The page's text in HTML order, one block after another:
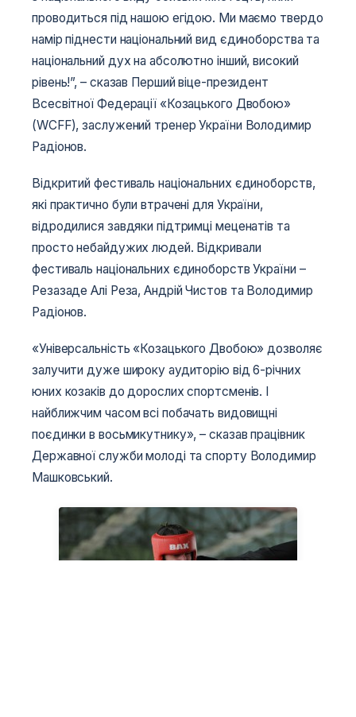
проводиться під нашою егідою. Ми маємо твердо
намір піднести національний вид єдиноборства та
національний дух на абсолютно інший, високий
рівень!”, – сказав Перший віце-президент
Всесвітної Федерації «Козацького Двобою»
(WCFF), заслужений тренер України Володимир
Радіонов.
Відкритий фестиваль національних єдиноборств,
які практично були втрачені для України,
відродилися завдяки підтримці меценатів та
просто небайдужих людей. Відкривали
фестиваль національних єдиноборств України –
Резазаде Алі Реза, Андрій Чистов та Володимир
Радіонов.
«Універсальність «Козацького Двобою» дозволяє
залучити дуже широку аудиторію від 6-річних
юних козаків до дорослих спортсменів. І
найближчим часом всі побачать видовищні
поєдинки в восьмикутнику», – сказав працівник
Державної служби молоді та спорту Володимир
Машковський.